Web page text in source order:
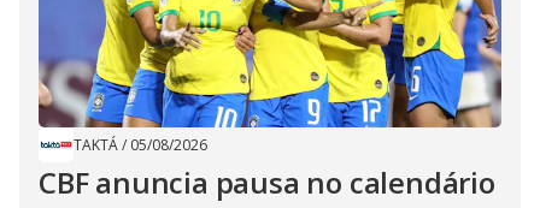
TAKTÁ/ 05/08/2026
CBF anuncia pausa no calendário